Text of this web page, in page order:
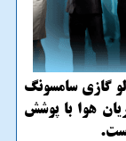
گازی سامسونگ
هوا با پوشش